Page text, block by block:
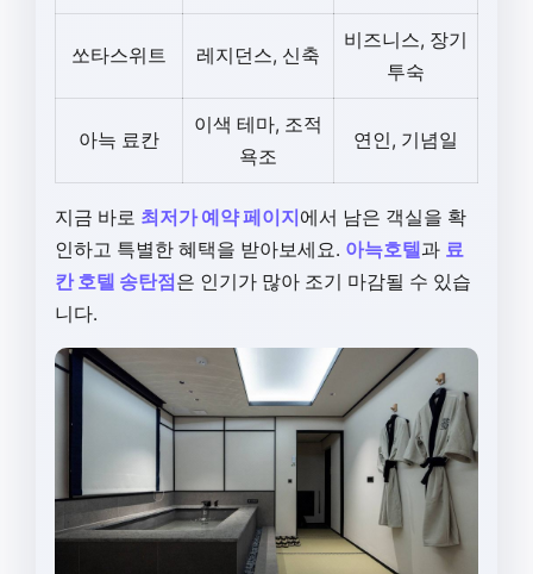
쏘타스위트 레지던스, 신축
비즈니스, 장기
투숙
아늑 료칸
이색 테마, 조적
욕조
연인, 기념일
지금 바로 최저가 예약 페이지에서 남은 객실을 확
인하고 특별한 혜택을 받아보세요. 아늑호텔과 료
칸 호텔 송탄점은 인기가 많아 조기 마감될 수 있습
니다.